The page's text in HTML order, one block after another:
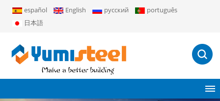
español English русский
português
日本語